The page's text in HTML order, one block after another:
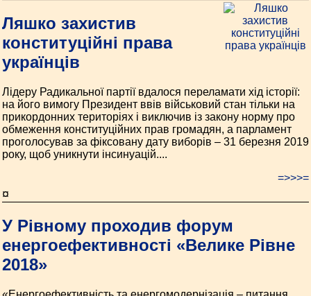
Ляшко захистив
конституційні права
українців
Лідеру Радикальної партії вдалося переламати хід історії:
на його вимогу Президент ввів військовий стан тільки на
прикордонних територіях і виключив із закону норму про
обмеження конституційних прав громадян, а парламент
проголосував за фіксовану дату виборів – 31 березня 2019
року, щоб уникнути інсинуацій....
=>>>=
¤
У Рівному проходив форум
енергоефективності «Велике Рівне
2018»